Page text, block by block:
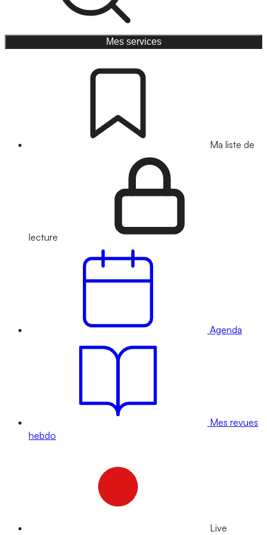
Mes services
Ma liste de
lecture
Agenda
Mes revues
hebdo
Live